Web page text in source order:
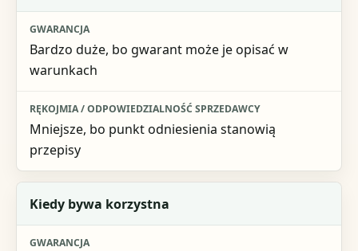
Bardzo duże, bo gwarant może je opisać w
warunkach
Mniejsze, bo punkt odniesienia stanowią
przepisy
Kiedy bywa korzystna